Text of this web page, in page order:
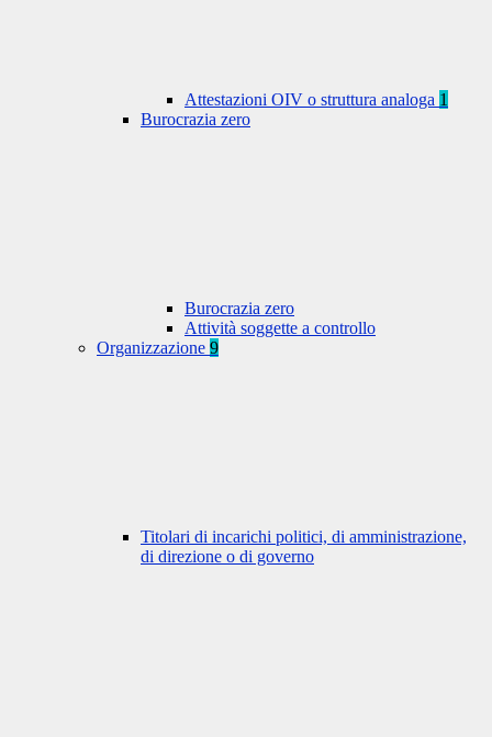
Attestazioni OIV o struttura analoga 1
Burocrazia zero
Burocrazia zero
Attività soggette a controllo
Organizzazione 9
Titolari di incarichi politici, di amministrazione,
di direzione o di governo